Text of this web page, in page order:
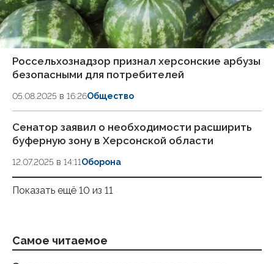
Россельхознадзор признал херсонские арбузы
безопасными для потребителей
05.08.2025 в 16:26Общество
Сенатор заявил о необходимости расширить
буферную зону в Херсонской области
12.07.2025 в 14:11Оборона
Показать ещё 10 из 11
Самое читаемое